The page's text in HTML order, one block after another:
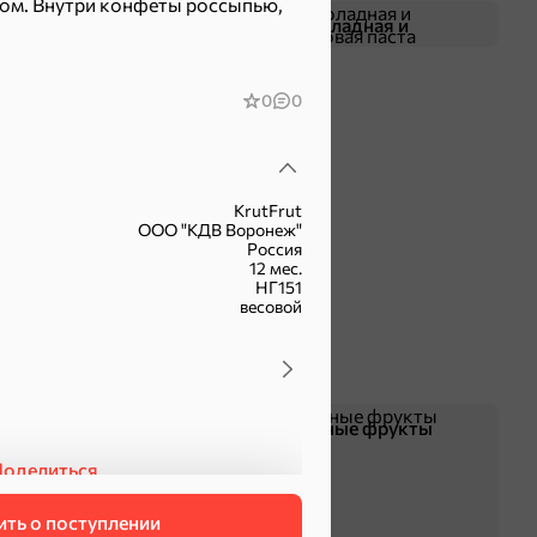
0 0
KrutFrut
ООО "КДВ Воронеж"
Россия
12 мес.
НГ151
весовой
о поступлении
Шоколадная и
Сушеные фрукты